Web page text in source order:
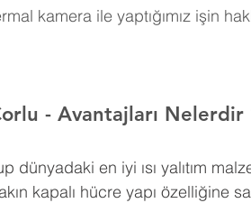
kamera ile yaptığımız işin
- Avantajları Nelerdir
dünyadaki en iyi ısı yalıtım
kapalı hücre yapı özelliğine